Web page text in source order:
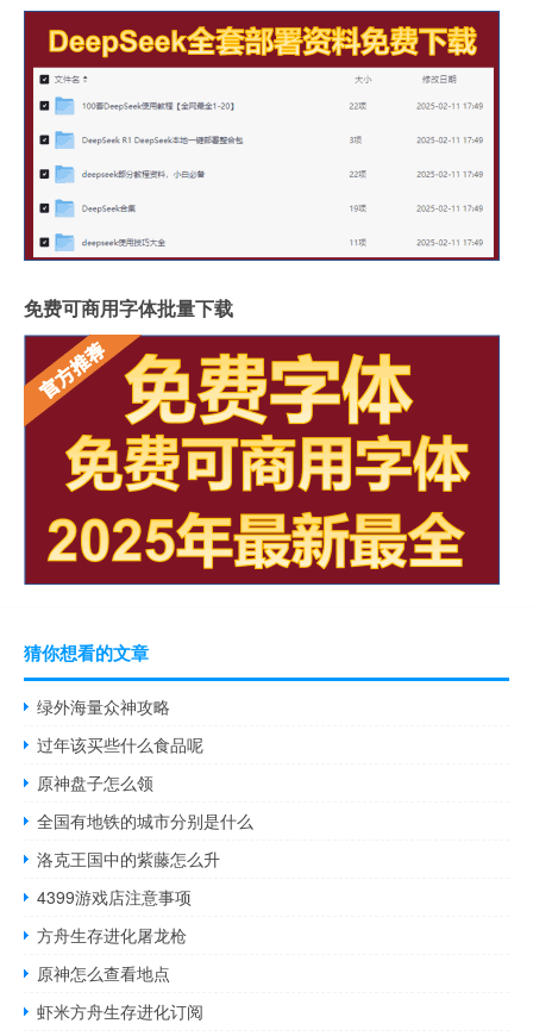
免费可商用字体批量下载
猜你想看的文章
绿外海量众神攻略
过年该买些什么食品呢
原神盘子怎么领
全国有地铁的城市分别是什么
洛克王国中的紫藤怎么升
4399游戏店注意事项
方舟生存进化屠龙枪
原神怎么查看地点
虾米方舟生存进化订阅